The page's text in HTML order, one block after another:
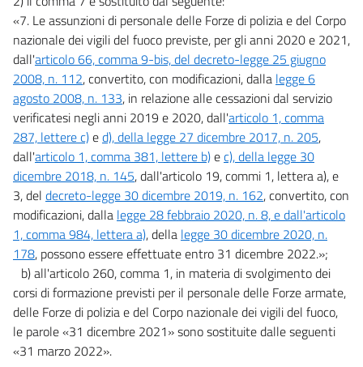
«7. Le assunzioni di personale delle Forze di polizia e del Corpo
nazionale dei vigili del fuoco previste, per gli anni 2020 e 2021,
dall'articolo 66, comma 9-bis, del decreto-legge 25 giugno
2008, n. 112, convertito, con modificazioni, dalla legge 6
agosto 2008, n. 133, in relazione alle cessazioni dal servizio
verificatesi negli anni 2019 e 2020, dall'articolo 1, comma
287, lettere c)ed), della legge 27 dicembre 2017, n. 205,
dall'articolo 1, comma 381, lettere b)ec), della legge 30
dicembre 2018, n. 145, dall'articolo 19, commi 1, lettera a), e
3, del decreto-legge 30 dicembre 2019, n. 162, convertito, con
modificazioni, dalla legge 28 febbraio 2020, n. 8, e dall'articolo
1, comma 984, lettera a), della legge 30 dicembre 2020, n.
178, possono essere effettuate entro 31 dicembre 2022.»;
b) all'articolo 260, comma 1, in materia di svolgimento dei
corsi di formazione previsti per il personale delle Forze armate,
delle Forze di polizia e del Corpo nazionale dei vigili del fuoco,
le parole «31 dicembre 2021» sono sostituite dalle seguenti
«31 marzo 2022».